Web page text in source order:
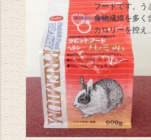
フードです。う
食物繊維を多く
カロリーを控え